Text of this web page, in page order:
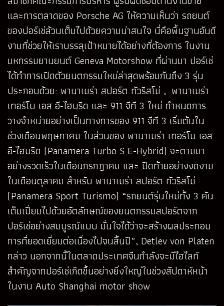
และการตลาดของ Porsche AG ให้ความเห็นว่า รถยนต์
ของปอร์เช่ล้วนเต็มไปด้วยความน่าสนใจ นี่คือพื้นฐานอันดี
งามที่ช่วยให้เราบรรลุเป้าหมายได้อย่างที่ต้องการ ในงาน
มหกรรมยานยนต์ Geneva Motorshow ที่ผ่านมา ปอร์เช่
ได้ทำการเปิดตัวยนตกรรมใหม่ล่าสุดพร้อมกันถึง 3 รุ่น
ประกอบด้วย: พานาเมร่า สปอร์ต ทัวริสโม่ , พานาเมร่า
เทอร์โบ เอส อี-ไฮบริด และ 911 จีที 3 ใหม่ กำหนดการ
วางจำหน่ายอย่างเป็นทางการของ 911 จีที 3 เริ่มต้นใน
ช่วงเดือนพฤษภาคม ในส่วนของ พานาเมร่า เทอร์โบ เอส
อี-ไฮบริด (Panamera Turbo S E-Hybrid) จะตามมา
อย่างรวดเร็วในเดือนกรกฎาคม และ ปิดท้ายอย่างงดงาม
ในเดือนตุลาคม สำหรับ พานาเมร่า สปอร์ต ทัวริสโม่
(Panamera Sport Turismo) “รถยนต์รุ่นใหม่ทั้ง 3 คัน
เต็มเปี่ยมไปด้วยอัตลักษณ์ของยนตกรรมสปอร์ตจาก
ปอร์เช่อย่างสมบูรณ์แบบ มั่นใจได้ว่าจะสร้างผลประกอบ
การที่ยอดเยี่ยมต่อเนื่องไปจนสิ้นปี”, Detlev von Platen
กล่าว นอกจากนี้ในตลาดประเทศจีนกำลังจะมีไฮไลท์
สำคัญจากปอร์เช่เกิดขึ้นอย่างยิ่งใหญ่ในช่วงสัปดาห์หน้า
ในงาน Auto Shanghai motor show